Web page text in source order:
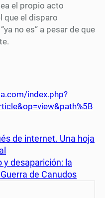
el propio acto
que el disparo
no es” a pesar de que
index.php?
de internet. Una hoja
y desaparición: la
de Canudos